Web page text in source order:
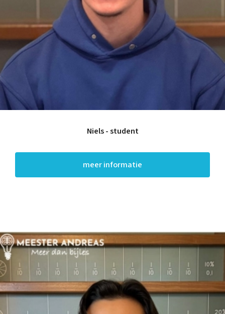
Niels - student
meer informatie